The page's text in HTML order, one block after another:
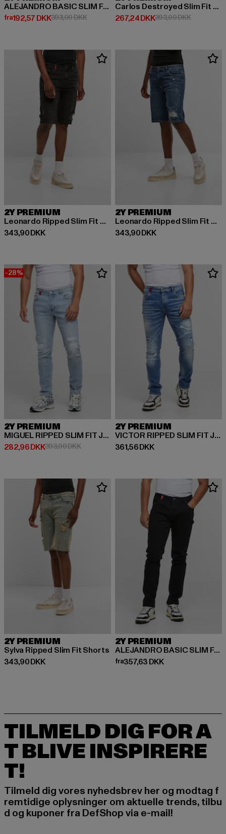
ALEJANDRO BASIC SLIM FIT JEANS
fra192,57 DKK
Nuværende pris: Fra 192,57 DKK
393,00 DKKKampagnepris: 393,00 DKK
Carlos Destroyed Slim Fit Jeans
267,24 DKK
Nuværende pris: 267,24 DKK
393,00 DKK
2Y PREMIUM
Leonardo Ripped Slim Fit Shorts
343,90 DKK
Nuværende pris: 343,90 DKK
2Y PREMIUM
Leonardo Ripped Slim Fit Shorts
343,90 DKK
Nuværende pris: 343,90 DKK
-28%
2Y PREMIUM
MIGUEL RIPPED SLIM FIT JEANS
282,96 DKK
Nuværende pris: 282,96 DKK
393,00 DKKKampagnepris: 393,00 DKK
2Y PREMIUM
VICTOR RIPPED SLIM FIT JEANS
361,56 DKK
Nuværende pris: 361,56 DKK
2Y PREMIUM
Sylva Ripped Slim Fit Shorts
343,90 DKK
Nuværende pris: 343,90 DKK
2Y PREMIUM
ALEJANDRO BASIC SLIM FIT JEANS
fra357,63 DKK
Nuværende pris: Fra 357,63 DKK
TILMELD DIG FOR A
T BLIVE INSPIRERE
T!
Tilmeld dig vores nyhedsbrev her og modtag f
remtidige oplysninger om aktuelle trends, tilbu
d og kuponer fra DefShop via e-mail!